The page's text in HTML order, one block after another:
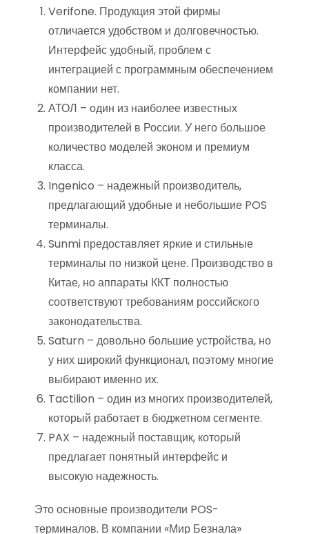
Verifone. Продукция этой фирмы
отличается удобством и долговечностью.
Интерфейс удобный, проблем с
интеграцией с программным обеспечением
компании нет.
АТОЛ – один из наиболее известных
производителей в России. У него большое
количество моделей эконом и премиум
класса.
Ingenico – надежный производитель,
предлагающий удобные и небольшие POS
терминалы.
Sunmi предоставляет яркие и стильные
терминалы по низкой цене. Производство в
Китае, но аппараты ККТ полностью
соответствуют требованиям российского
законодательства.
Saturn – довольно большие устройства, но
у них широкий функционал, поэтому многие
выбирают именно их.
Tactilion – один из многих производителей,
который работает в бюджетном сегменте.
PAX – надежный поставщик, который
предлагает понятный интерфейс и
высокую надежность.
Это основные производители POS-
терминалов. В компании «Мир Безнала»